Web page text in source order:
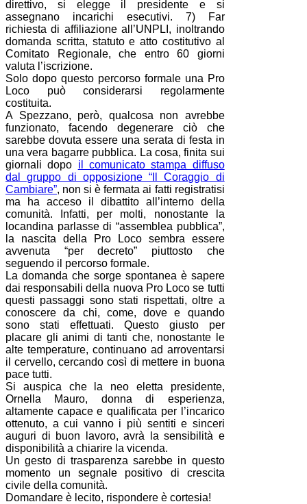
direttivo, si elegge il presidente e si
assegnano incarichi esecutivi. 7) Far
richiesta di affiliazione all’UNPLI, inoltrando
domanda scritta, statuto e atto costitutivo al
Comitato Regionale, che entro 60 giorni
valuta l’iscrizione.
Solo dopo questo percorso formale una Pro
Loco può considerarsi regolarmente
costituita.
A Spezzano, però, qualcosa non avrebbe
funzionato, facendo degenerare ciò che
sarebbe dovuta essere una serata di festa in
una vera bagarre pubblica. La cosa, finita sui
giornali dopo il comunicato stampa diffuso
dal gruppo di opposizione “Il Coraggio di
Cambiare”, non si è fermata ai fatti registratisi
ma ha acceso il dibattito all’interno della
comunità. Infatti, per molti, nonostante la
locandina parlasse di “assemblea pubblica”,
la nascita della Pro Loco sembra essere
avvenuta “per decreto” piuttosto che
seguendo il percorso formale.
La domanda che sorge spontanea è sapere
dai responsabili della nuova Pro Loco se tutti
questi passaggi sono stati rispettati, oltre a
conoscere da chi, come, dove e quando
sono stati effettuati. Questo giusto per
placare gli animi di tanti che, nonostante le
alte temperature, continuano ad arroventarsi
il cervello, cercando così di mettere in buona
pace tutti.
Si auspica che la neo eletta presidente,
Ornella Mauro, donna di esperienza,
altamente capace e qualificata per l’incarico
ottenuto, a cui vanno i più sentiti e sinceri
auguri di buon lavoro, avrà la sensibilità e
disponibilità a chiarire la vicenda.
Un gesto di trasparenza sarebbe in questo
momento un segnale positivo di crescita
civile della comunità.
Domandare è lecito, rispondere è cortesia!